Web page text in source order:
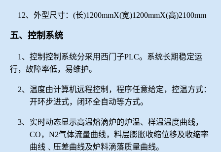
12、外型尺寸：(长)1200mmX(宽)1200mmX(高)2100mm
五、控制系统
1、控制控制系统分采用西门子PLC。系统长期稳定运
行，故障率低，易维护。
2、温度由计算机远程控制，程序任意给定，控温方式：
开环步进式，闭环全自动等方式。
3、实时动态显示高温熔滴炉的炉温、样温温度曲线，
CO，N2气体流量曲线，料层膨胀收缩位移及收缩率
曲线﹑压差曲线及炉料滴落质量曲线。